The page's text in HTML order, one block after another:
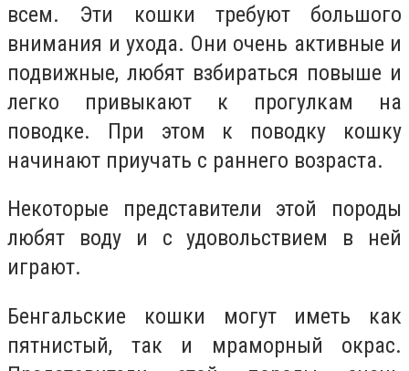
всем. Эти кошки требуют большого
внимания и ухода. Они очень активные и
подвижные, любят взбираться повыше и
легко привыкают к прогулкам на
поводке. При этом к поводку кошку
начинают приучать с раннего возраста.
Некоторые представители этой породы
любят воду и с удовольствием в ней
играют.
Бенгальские кошки могут иметь как
пятнистый, так и мраморный окрас.